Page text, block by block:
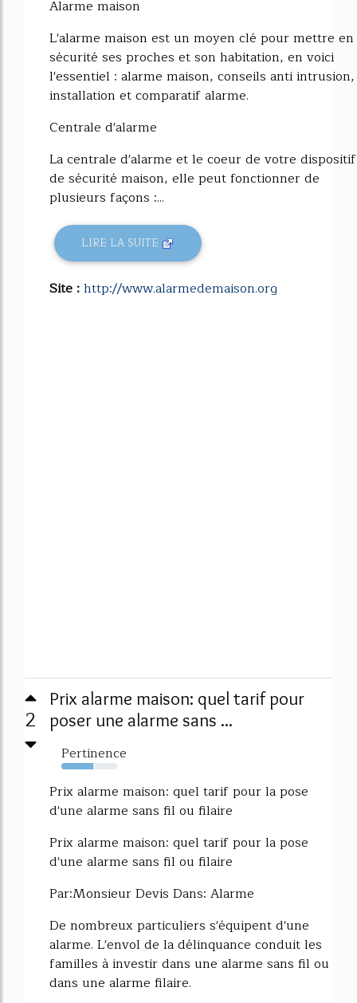
Alarme maison
L'alarme maison est un moyen clé pour mettre en
sécurité ses proches et son habitation, en voici
l'essentiel : alarme maison, conseils anti intrusion,
installation et comparatif alarme.
Centrale d'alarme
La centrale d'alarme et le coeur de votre dispositif
de sécurité maison, elle peut fonctionner de
plusieurs façons :...
LIRE LA SUITE
Site :http://www.alarmedemaison.org
2
Prix alarme maison: quel tarif pour
poser une alarme sans ...
Pertinence
57%
Prix alarme maison: quel tarif pour la pose
d'une alarme sans fil ou filaire
Prix alarme maison: quel tarif pour la pose
d'une alarme sans fil ou filaire
Par:Monsieur Devis Dans: Alarme
De nombreux particuliers s'équipent d'une
alarme. L'envol de la délinquance conduit les
familles à investir dans une alarme sans fil ou
dans une alarme filaire.